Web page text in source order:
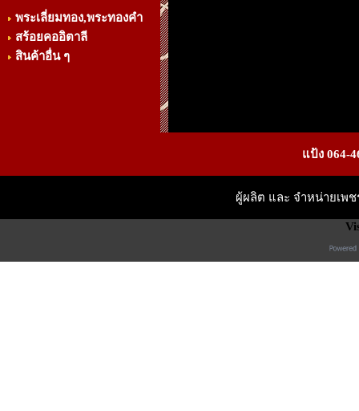
พระเลี่ยมทอง,พระทองคำ
สร้อยคออิตาลี
สินค้าอื่น ๆ
แป้ง 064-
ผู้ผลิต และ จำหน่ายเพ